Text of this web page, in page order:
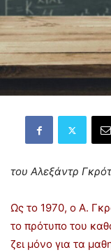
του Αλεξάντρ
Ως το 1970, ο Α.
το πρότυπο του
ζει μόνο για τα